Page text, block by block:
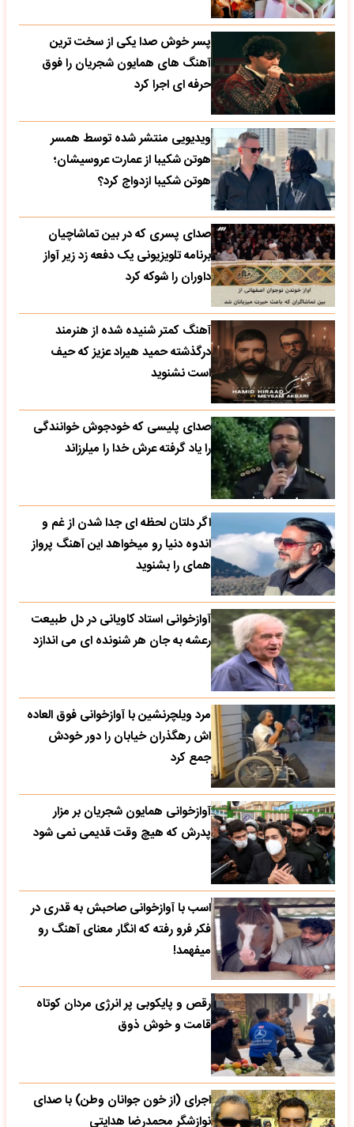
پسر خوش صدا یکی از سخت ترین
آهنگ های همایون شجریان را فوق
حرفه ای اجرا کرد
ویدیویی منتشر شده توسط همسر
هوتن شکیبا از عمارت عروسیشان؛
هوتن شکیبا ازدواج کرد؟
صدای پسری که در بین تماشاچیان
برنامه تلویزیونی یک دفعه زد زیر آواز
داوران را شوکه کرد
آهنگ کمتر شنیده شده از هنرمند
درگذشته حمید هیراد عزیز که حیف
است نشنوید
صدای پلیسی که خودجوش خوانندگی
را یاد گرفته عرش خدا را میلرزاند
اگر دلتان لحظه ای جدا شدن از غم و
اندوه دنیا رو میخواهد این آهنگ پرواز
همای را بشنوید
آوازخوانی استاد کاویانی در دل طبیعت
رعشه به جان هر شنونده ای می اندازد
مرد ویلچرنشین با آوازخوانی فوق العاده
اش رهگذران خیابان را دور خودش
جمع کرد
آوازخوانی همایون شجریان بر مزار
پدرش که هیچ وقت قدیمی نمی شود
اسب با آوازخوانی صاحبش به قدری در
فکر فرو رفته که انگار معنای آهنگ رو
میفهمد!
رقص و پایکوبی پر انرژی مردان کوتاه
قامت و خوش ذوق
اجرای (از خون جوانان وطن) با صدای
نوازشگر محمدرضا هدایتی